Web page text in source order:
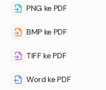
PNG ke PDF
BMP ke PDF
TIFF ke PDF
Word ke PDF